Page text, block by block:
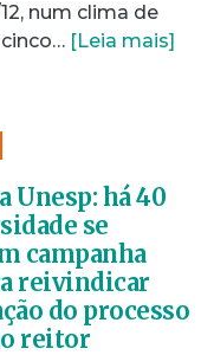
num clima de
[Leia mais]
Unesp: há 40
se
campanha
reivindicar
do processo
reitor